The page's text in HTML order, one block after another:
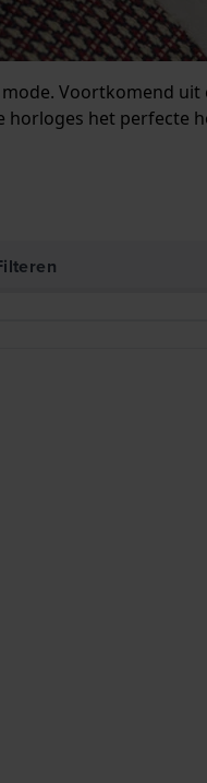
Voortkomend
het perfecte